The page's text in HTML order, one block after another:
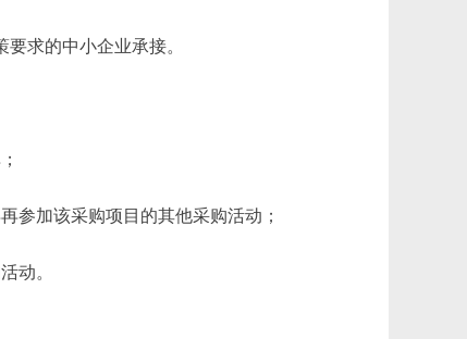
求的中小企业承接。
参加该采购项目的其他采购活动；
动。